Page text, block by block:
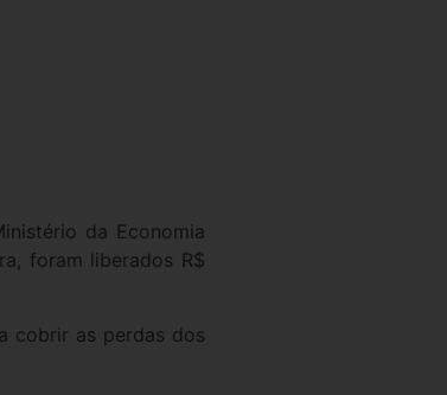
da Economia
foram liberados R$
cobrir as perdas dos